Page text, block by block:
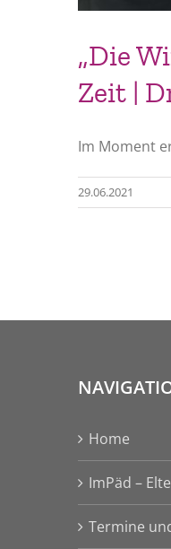
„Die
Zeit |
Im Moment
29.06.2021
Home
ImPäd –
Termine